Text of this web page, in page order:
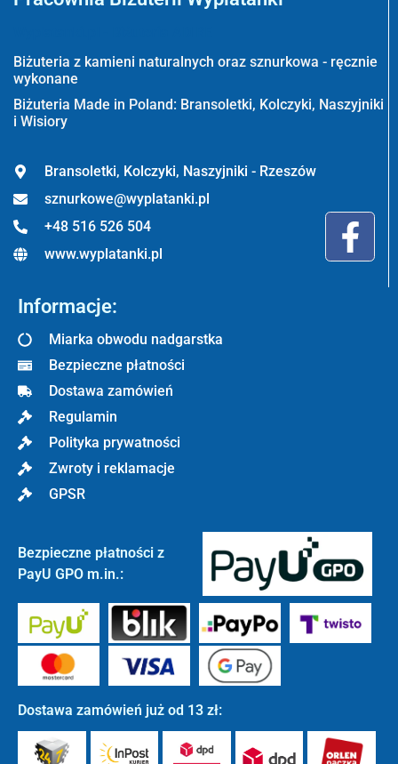
Biżuteria z kamieni naturalnych oraz sznurkowa - ręcznie
wykonane
Biżuteria Made in Poland: Bransoletki, Kolczyki, Naszyjniki
i Wisiory
Bransoletki, Kolczyki, Naszyjniki - Rzeszów
sznurkowe@wyplatanki.pl
+48 516 526 504
www.wyplatanki.pl
Informacje:
Miarka obwodu nadgarstka
Bezpieczne płatności
Dostawa zamówień
Regulamin
Polityka prywatności
Zwroty i reklamacje
GPSR
Bezpieczne płatności z
PayU GPO m.in.:
Dostawa zamówień już od 13 zł: